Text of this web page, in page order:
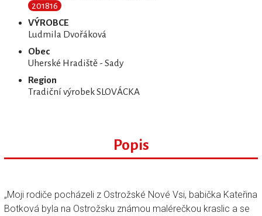
201816
VÝROBCE
Ludmila Dvořáková
Obec
Uherské Hradiště - Sady
Region
Tradiční výrobek SLOVÁCKA
Popis
„Moji rodiče pocházeli z Ostrožské Nové Vsi, babička Kateřina
Botková byla na Ostrožsku známou malérečkou kraslic a se